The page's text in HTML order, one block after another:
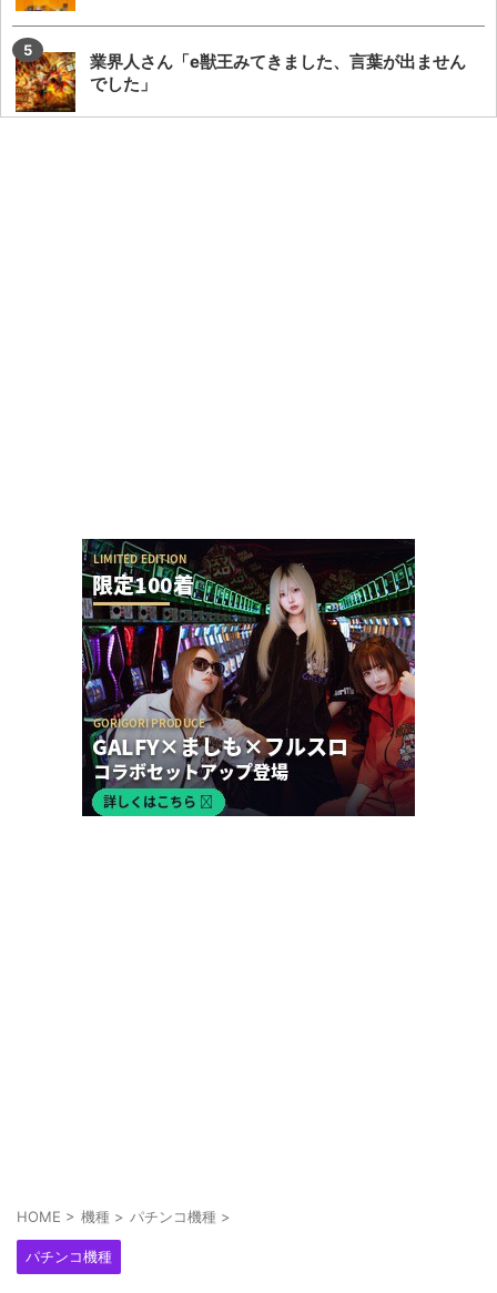
業界人さん「e獣王みてきました、言葉が出ません
でした」
パチンコ実況配信者が自分のミスでSEEDの上位LT
をパンクさせてしまう
HOME > 機種 > パチンコ機種 >
パチンコ機種